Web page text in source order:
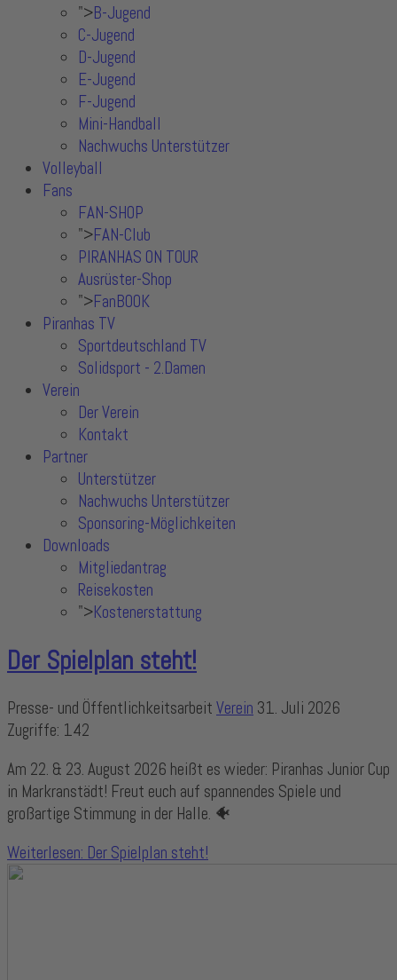
">B-Jugend
C-Jugend
D-Jugend
E-Jugend
F-Jugend
Mini-Handball
Nachwuchs Unterstützer
Volleyball
Fans
FAN-SHOP
">FAN-Club
PIRANHAS ON TOUR
Ausrüster-Shop
">FanBOOK
Piranhas TV
Sportdeutschland TV
Solidsport - 2.Damen
Verein
Der Verein
Kontakt
Partner
Unterstützer
Nachwuchs Unterstützer
Sponsoring-Möglichkeiten
Downloads
Mitgliedantrag
Reisekosten
">Kostenerstattung
Der Spielplan steht!
Presse- und Öffentlichkeitsarbeit Verein 31. Juli 2026
Zugriffe: 142
Am 22. & 23. August 2026 heißt es wieder: Piranhas Junior Cup
in Markranstädt! Freut euch auf spannendes Spiele und
großartige Stimmung in der Halle. 🐠
Weiterlesen: Der Spielplan steht!